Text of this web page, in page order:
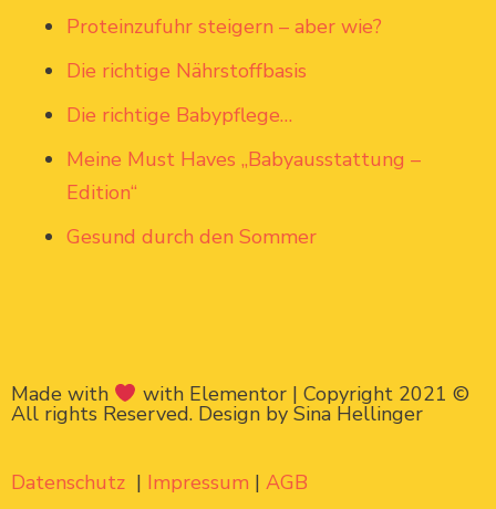
Proteinzufuhr steigern – aber wie?
Die richtige Nährstoffbasis
Die richtige Babypflege…
Meine Must Haves „Babyausstattung –
Edition“
Gesund durch den Sommer
Made with with Elementor | Copyright 2021 ©
All rights Reserved. Design by Sina Hellinger
Datenschutz | Impressum | AGB